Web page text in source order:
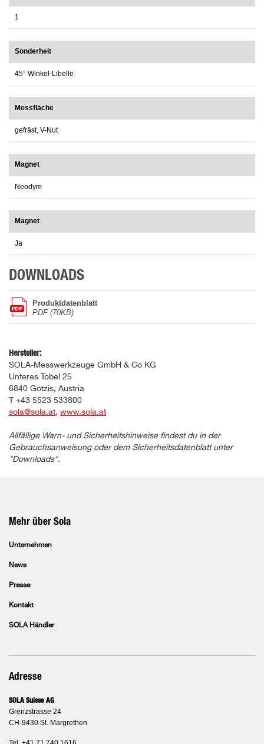
1
Sonderheit
45° Winkel-Libelle
Messfläche
gefräst, V-Nut
Magnet
Neodym
Magnet
Ja
DOWNLOADS
Produktdatenblatt
PDF (70KB)
Hersteller:
SOLA-Messwerkzeuge GmbH & Co KG
Unteres Tobel 25
6840 Götzis, Austria
T +43 5523 533800
sola@sola.at, www.sola.at
Allfällige Warn- und Sicherheitshinweise findest du in der
Gebrauchsanweisung oder dem Sicherheitsdatenblatt unter
"Downloads".
Mehr über Sola
Unternehmen
News
Presse
Kontakt
SOLA Händler
Adresse
SOLA Suisse AG
Grenzstrasse 24
CH-9430 St. Margrethen